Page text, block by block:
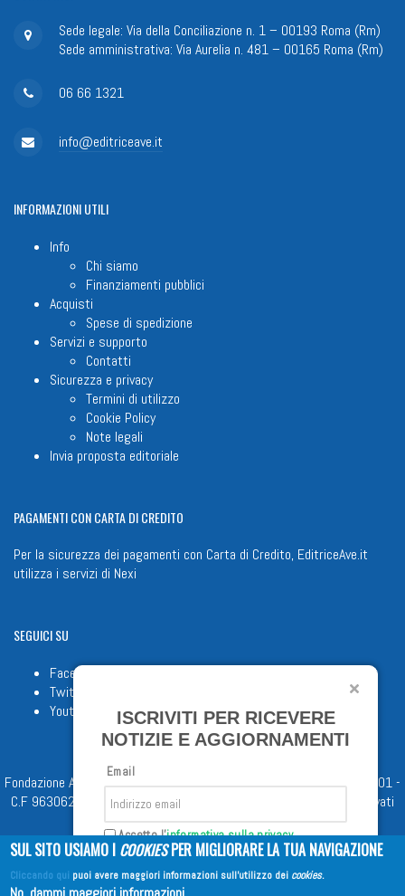
Sede legale: Via della Conciliazione n. 1 – 00193 Roma (Rm)
Sede amministrativa: Via Aurelia n. 481 – 00165 Roma (Rm)
06 66 1321
info@editriceave.it
INFORMAZIONIUTILI
Info
Chi siamo
Finanziamenti pubblici
Acquisti
Spese di spedizione
Servizi e supporto
Contatti
Sicurezza e privacy
Termini di utilizzo
Cookie Policy
Note legali
Invia proposta editoriale
PAGAMENTICON CARTA DI CREDITO
Per la sicurezza dei pagamenti con Carta di Credito, EditriceAve.it
utilizza i servizi di Nexi
SEGUICISU
Facebook
Twitter
Youtube
Fondazione Apostolicam Actuositatem ETS © 2023 - P.I. 05398481001 -
C.F 96306220581 - REA 888781 del 23/02/98 - Tutti i diritti riservati
ISCRIVITI PER RICEVERE
NOTIZIE E AGGIORNAMENTI
Email
Accetto l'informativa sulla privacy
Iscriviti
SUL SITO USIAMO I COOKIESPER MIGLIORARE LA TUA NAVIGAZIONE
Cliccando qui puoi avere maggiori informazioni sull'utilizzo dei cookies.